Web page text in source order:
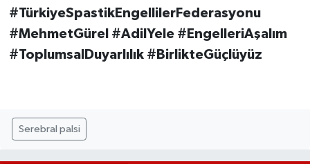
#TürkiyeSpastikEngellilerFederasyonu
#MehmetGürel #AdilYele #EngelleriAşalım
#ToplumsalDuyarlılık #BirlikteGüçlüyüz
Serebral palsi